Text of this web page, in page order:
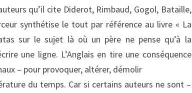
qu’il cite Diderot, Rimbaud, Gogol, Bataille,
synthétise le tout par référence au livre « La
sur le sujet là où un père ne pense qu’à la
une ligne. L’Anglais en tire une conséquence
– pour provoquer, altérer, démolir
du temps. Car si certains auteurs ne sont –